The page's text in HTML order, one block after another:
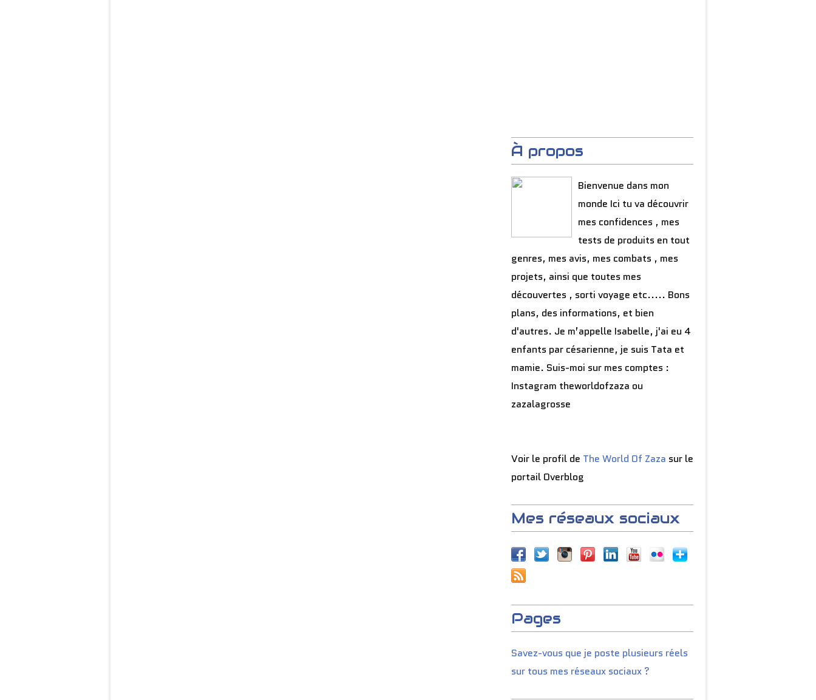
À propos
Bienvenue dans mon
monde Ici tu va découvrir
mes confidences , mes
tests de produits en tout
genres, mes avis, mes combats , mes
projets, ainsi que toutes mes
découvertes , sorti voyage etc..... Bons
plans, des informations, et bien
d'autres. Je m’appelle Isabelle, j'ai eu 4
enfants par césarienne, je suis Tata et
mamie. Suis-moi sur mes comptes :
Instagram theworldofzaza ou
zazalagrosse
Voir le profil de The World Of Zaza sur le
portail Overblog
Mes réseaux sociaux
Pages
Savez-vous que je poste plusieurs réels
sur tous mes réseaux sociaux ?